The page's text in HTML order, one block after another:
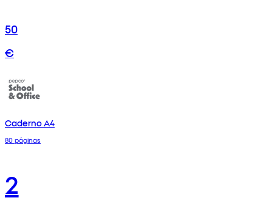
50
€
Caderno A4
80 páginas
2